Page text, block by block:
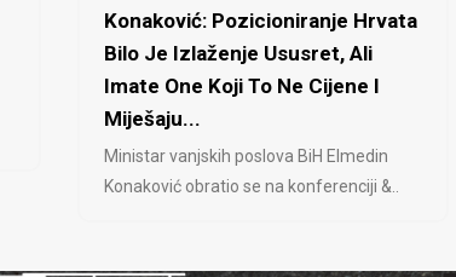
Konaković: Pozicioniranje Hrvata
Bilo Je Izlaženje Ususret, Ali
Imate One Koji To Ne Cijene I
Miješaju...
Ministar vanjskih poslova BiH Elmedin
Konaković obratio se na konferenciji &..